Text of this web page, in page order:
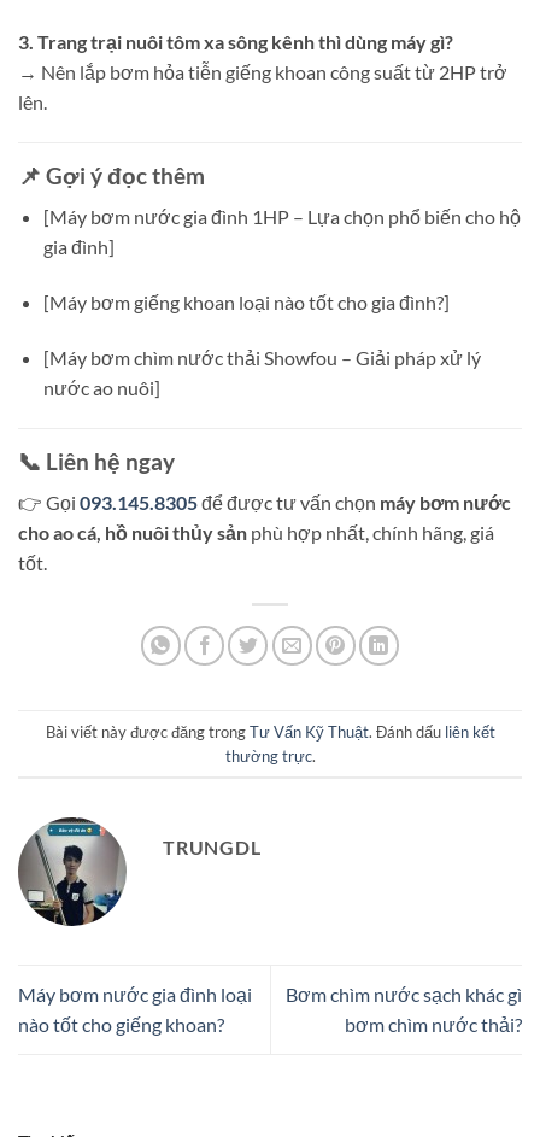
3. Trang trại nuôi tôm xa sông kênh thì dùng máy gì?
→ Nên lắp bơm hỏa tiễn giếng khoan công suất từ 2HP trở
lên.
📌 Gợi ý đọc thêm
[Máy bơm nước gia đình 1HP – Lựa chọn phổ biến cho hộ
gia đình]
[Máy bơm giếng khoan loại nào tốt cho gia đình?]
[Máy bơm chìm nước thải Showfou – Giải pháp xử lý
nước ao nuôi]
📞 Liên hệ ngay
👉 Gọi 093.145.8305để được tư vấn chọn máy bơm nước
cho ao cá, hồ nuôi thủy sản phù hợp nhất, chính hãng, giá
tốt.
Bài viết này được đăng trongTư Vấn Kỹ Thuật. Đánh dấu liên kết
thường trực.
TRUNGDL
Máy bơm nước gia đình loại
nào tốt cho giếng khoan?
Bơm chìm nước sạch khác gì
bơm chìm nước thải?